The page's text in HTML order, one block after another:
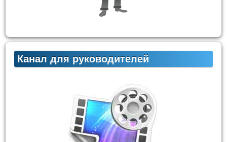
Канал для руководителей